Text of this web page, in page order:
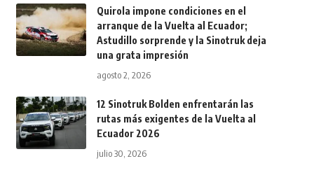
Quirola impone condiciones en el
arranque de la Vuelta al Ecuador;
Astudillo sorprende y la Sinotruk deja
una grata impresión
agosto 2, 2026
12 Sinotruk Bolden enfrentarán las
rutas más exigentes de la Vuelta al
Ecuador 2026
julio 30, 2026